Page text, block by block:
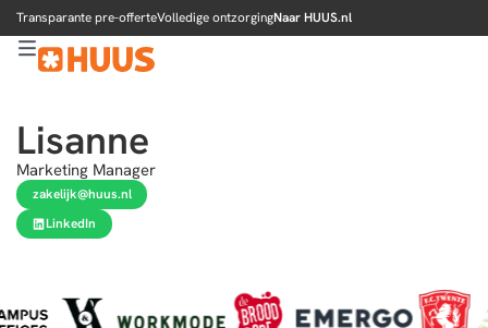
Transparante pre-offerteVolledige ontzorgingNaar HUUS.nl
Lisanne
Marketing Manager
zakelijk@huus.nl
LinkedIn